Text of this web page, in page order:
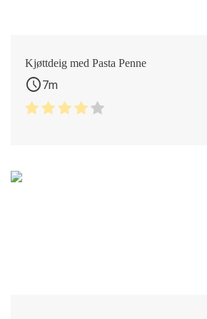
Kjøttdeig med Pasta Penne
schedule7m